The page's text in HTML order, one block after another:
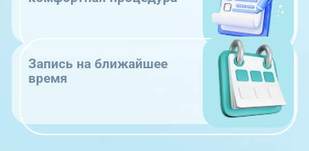
Запись на ближайшее
время